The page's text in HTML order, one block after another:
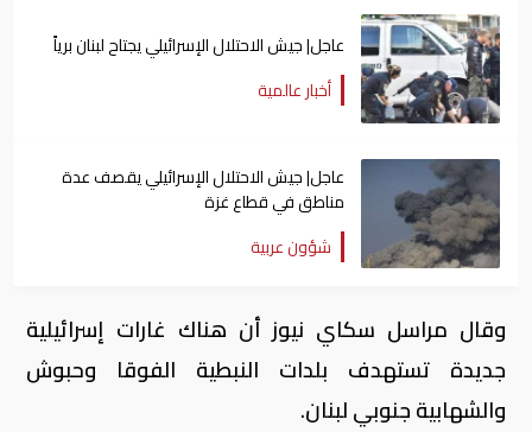
عاجل| جيش الاحتلال الإسرائيلي يجتاح لبنان برياً
أخبار عالمية
عاجل| جيش الاحتلال الإسرائيلي يقصف عدة
مناطق في قطاع غزة
شؤون عربية
وقال مراسل سكاي نيوز أن هناك غارات إسرائيلية
جديدة تستهدف بلدات النبطية الفوقا وحبوش
والشهابية جنوبي لبنان.